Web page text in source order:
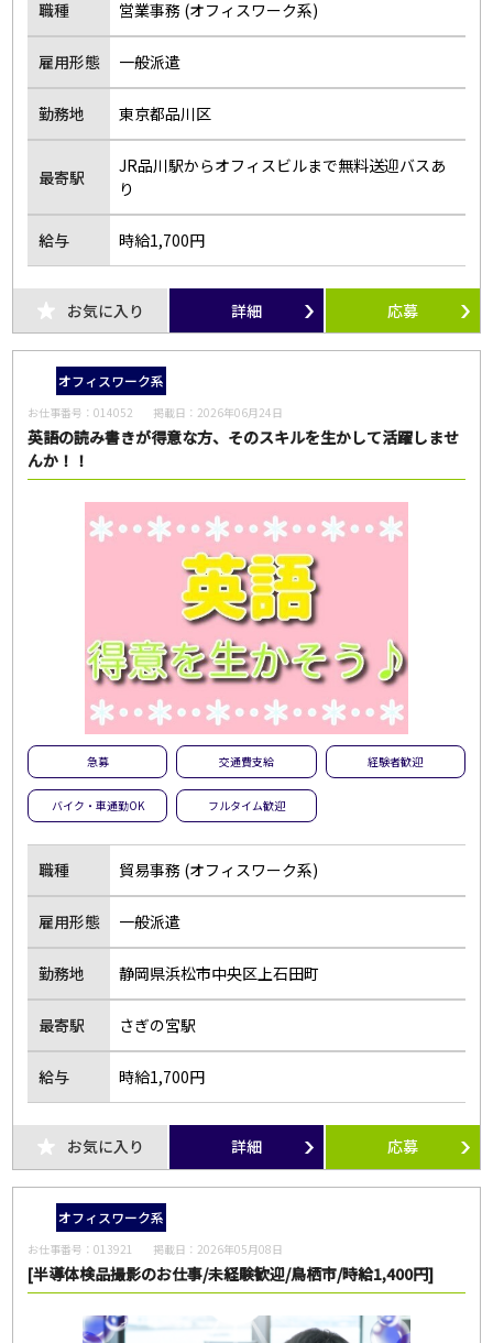
職種 営業事務 (オフィスワーク系)
雇用形態 一般派遣
勤務地 東京都品川区
最寄駅
JR品川駅からオフィスビルまで無料送迎バスあ
り
給与 時給1,700円
お気に入り 詳細 応募
オフィスワーク系
お仕事番号：014052 掲載日： 2026年06月24日
英語の読み書きが得意な方、そのスキルを生かして活躍しませ
んか！！
急募 交通費支給 経験者歓迎
バイク・車通勤OK フルタイム歓迎
職種 貿易事務 (オフィスワーク系)
雇用形態 一般派遣
勤務地 静岡県浜松市中央区上石田町
最寄駅 さぎの宮駅
給与 時給1,700円
お気に入り 詳細 応募
オフィスワーク系
お仕事番号：013921 掲載日： 2026年05月08日
[半導体検品撮影のお仕事/未経験歓迎/鳥栖市/時給1,400円]